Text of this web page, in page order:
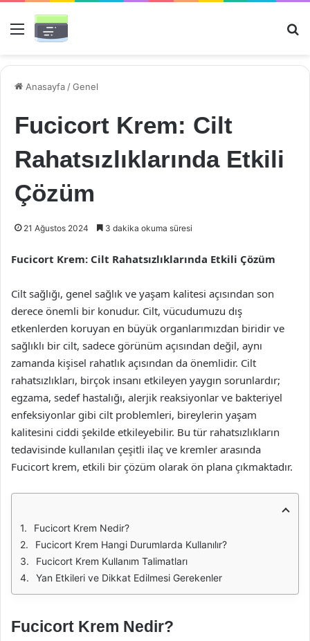
Menü
Anasayfa /Genel
Fucicort Krem: Cilt
Rahatsızlıklarında Etkili
Çözüm
21 Ağustos 2024 3 dakika okuma süresi
Fucicort Krem: Cilt Rahatsızlıklarında Etkili Çözüm
Cilt sağlığı, genel sağlık ve yaşam kalitesi açısından son
derece önemli bir konudur. Cilt, vücudumuzu dış
etkenlerden koruyan en büyük organlarımızdan biridir ve
sağlıklı bir cilt, sadece görünüm açısından değil, aynı
zamanda kişisel rahatlık açısından da önemlidir. Cilt
rahatsızlıkları, birçok insanı etkileyen yaygın sorunlardır;
egzama, sedef hastalığı, alerjik reaksiyonlar ve bakteriyel
enfeksiyonlar gibi cilt problemleri, bireylerin yaşam
kalitesini ciddi şekilde etkileyebilir. Bu tür rahatsızlıkların
tedavisinde kullanılan çeşitli ilaç ve kremler arasında
Fucicort krem, etkili bir çözüm olarak ön plana çıkmaktadır.
Fucicort Krem Nedir?
Fucicort Krem Hangi Durumlarda Kullanılır?
Fucicort Krem Kullanım Talimatları
Yan Etkileri ve Dikkat Edilmesi Gerekenler
Fucicort Krem Nedir?